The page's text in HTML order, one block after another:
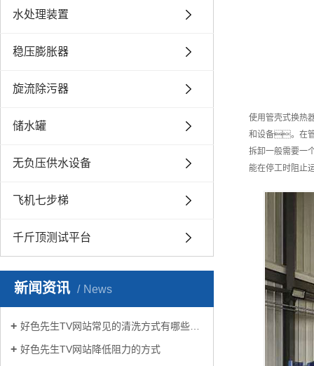
水处理装置
稳压膨胀器
旋流除污器
储水罐
无负压供水设备
飞机七步梯
千斤顶测试平台
新闻资讯 News
好色先生TV网站常见的清洗方式有哪些？
好色先生TV网站降低阻力的方式
使用管壳式换热
和设备。在
拆卸一般需要一
能在停工时